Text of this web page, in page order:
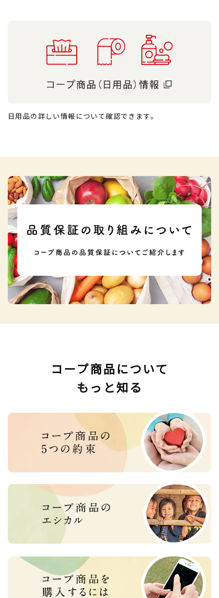
日用品の詳しい情報について確認できます。
コープ商品について
もっと知る